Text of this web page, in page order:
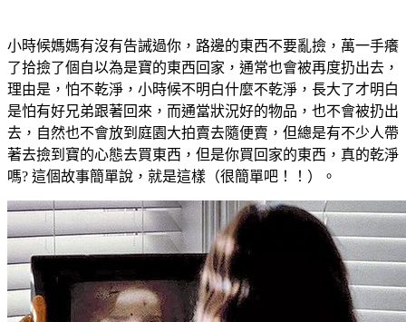
小時候媽媽有沒有告誡過你，路邊的東西不要亂撿，萬一手癢
了拾撿了個自以為是寶的東西回家，通常也會被再度扔出去，
理由是，怕不乾淨，小時候不明白什麼不乾淨，長大了才明白
是怕有好兄弟跟著回來，而通當狀況好的物品，也不會被扔出
去，自然也不會放到庭園大拍賣去隨便賣，但總是有不少人帶
著去撿到寶的心態去買東西，但是你買回家的東西，真的乾淨
嗎? 這個故事簡單說，就是這樣（很簡單吧！！）。